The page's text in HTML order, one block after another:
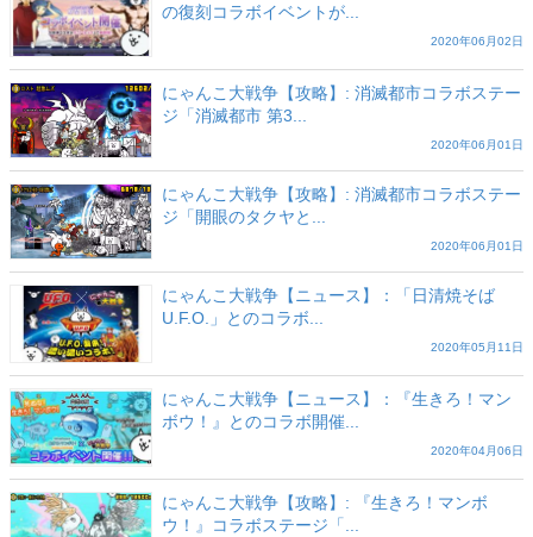
の復刻コラボイベントが...
2020年06月02日
にゃんこ大戦争【攻略】: 消滅都市コラボステー
ジ「消滅都市 第3...
2020年06月01日
にゃんこ大戦争【攻略】: 消滅都市コラボステー
ジ「開眼のタクヤと...
2020年06月01日
にゃんこ大戦争【ニュース】：「日清焼そば
U.F.O.」とのコラボ...
2020年05月11日
にゃんこ大戦争【ニュース】：『生きろ！マン
ボウ！』とのコラボ開催...
2020年04月06日
にゃんこ大戦争【攻略】: 『生きろ！マンボ
ウ！』コラボステージ「...